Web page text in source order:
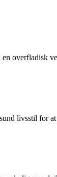
overfladisk
livsstil for